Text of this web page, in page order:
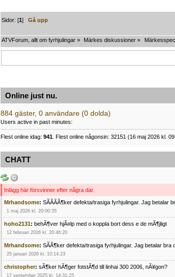
Sidor: [1]Gå upp
ATVForum, allt om fyrhjulingar » Märkes diskussioner »
Online just nu.
884 gäster, 0 användare (0 dolda)
Users active in past minutes:
Flest online idag: 941 . Flest online någonsin: 32151 (16 maj 2026 kl.
CHATT
Inlägg här försvinner efter några dar.
Mrhandsome: SÃÂÃÂ¶ker defekta/trasiga fyrhjulingar. Jag betalar
1 maj 2026 kl. 20:00:35
hoho2131: behÃ¶ver hjÃ¤lp med o koppla bort dess e de mÃ¶jligt
12 februari 2026 kl. 20:46:20
Mrhandsome: SÃÂ¶ker defekta/trasiga fyrhjulingar. Jag betalar bra
25 januari 2026 kl. 10:14:23
christopher: sÃ¶ker hÃ¶ger fotstÃ¶d till linhai 300 2006, nÃ¥gon?
17 september 2025 kl. 14:31:25